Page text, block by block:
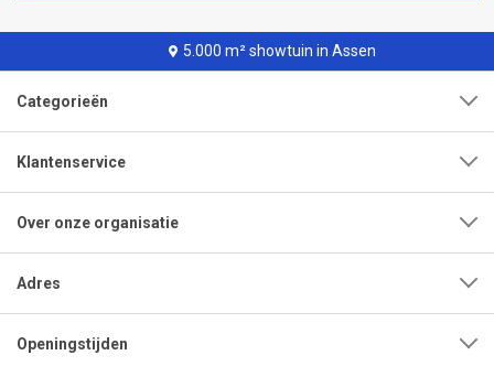
5.000 m² showtuin in Assen
Categorieën
Klantenservice
Over onze organisatie
Adres
Openingstijden